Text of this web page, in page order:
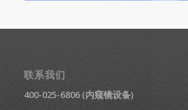
联系我们
400-025-6806 (内窥镜设备)